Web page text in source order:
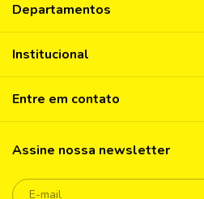
Departamentos
Institucional
Entre em contato
Assine nossa newsletter